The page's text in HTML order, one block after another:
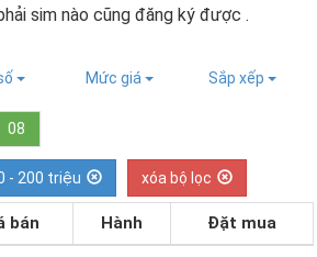
sim nào cũng đăng ký được ​.
Mức giá Sắp xếp
08
- 200 triệu xóa bộ lọc
bán Hành Đặt mua